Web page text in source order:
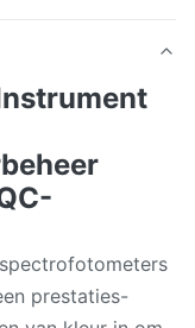
prestaties-